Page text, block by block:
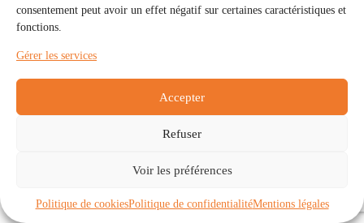
consentement peut avoir un effet négatif sur certaines caractéristiques et
fonctions.
Gérer les services
Accepter
Refuser
Voir les préférences
Politique de cookiesPolitique de confidentialitéMentions légales
Communautés
À propos
Politique de cookies (UE)